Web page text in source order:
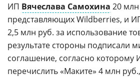
ИП Вячеслава Самохина 20
представляющих Wildberries, и
2,5 млн руб. за использование
результате стороны подписали
соглашение, согласно которому
перечислить «Маките» 4 млн